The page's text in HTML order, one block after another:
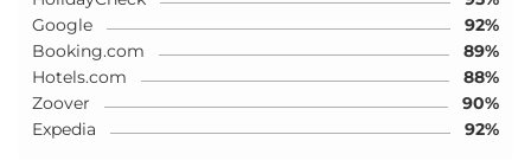
Google
92%
Booking.com
89%
Hotels.com
88%
Zoover
90%
Expedia
92%